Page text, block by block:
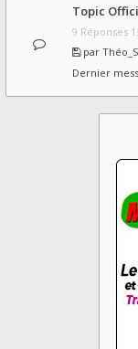
Topic
9 Réponses
par
Dernier